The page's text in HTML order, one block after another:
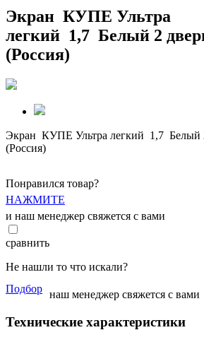
Экран КУПЕ Ультра
легкий 1,7 Белый 2
(Россия)
Экран КУПЕ Ультра легкий 1,7 Белый
(Россия)
Понравился товар?
НАЖМИТЕ
и наш менеджер свяжется с вами
сравнить
Не нашли то что искали?
Подбор наш менеджер свяжется с вами
Технические характеристики